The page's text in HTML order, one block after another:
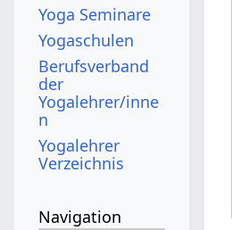
Yoga Seminare
Yogaschulen
Berufsverband
der
Yogalehrer/inne
n
Yogalehrer
Verzeichnis
Navigation